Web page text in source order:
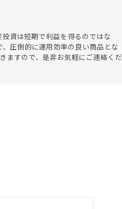
資は短期で利益を得るのではな
圧倒的に運用効率の良い商品とな
ますので、是非お気軽にご連絡くだ